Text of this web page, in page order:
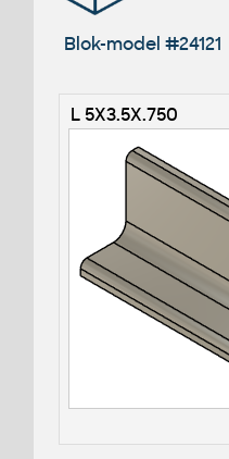
Blok-model #24121
L 5X3.5X.750